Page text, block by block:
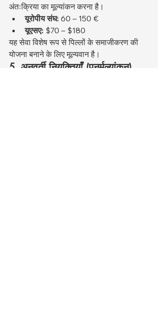
अंतःक्रिया का मूल्यांकन करना है।
यूरोपीय संघ: 60 – 150 €
यूएसए: $70 – $180
यह सेवा विशेष रूप से पिल्लों के समाजीकरण की
योजना बनाने के लिए मूल्यवान है।
5. अनुवर्ती नियुक्तियाँ (पुनर्मूल्यांकन)